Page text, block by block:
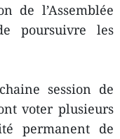
de l’Assemblée
poursuivre les
session de
voter plusieurs
permanent de